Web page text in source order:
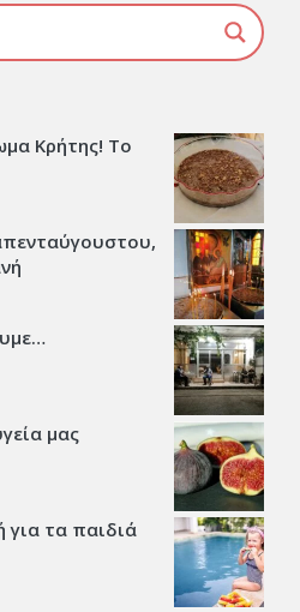
Κρήτης! Το
μας
για τα παιδιά